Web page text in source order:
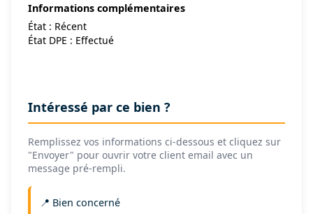
Informations complémentaires
État : Récent
État DPE : Effectué
Intéressé par ce bien ?
Remplissez vos informations ci-dessous et cliquez sur
"Envoyer" pour ouvrir votre client email avec un
message pré-rempli.
📍 Bien concerné